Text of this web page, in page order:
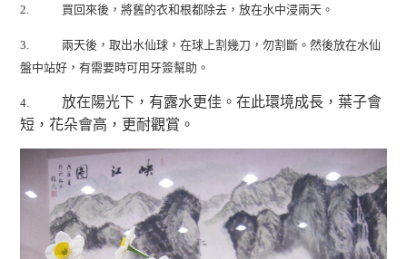
2. 買回來後，將舊的衣和根都除去，放在水中浸兩天。
3.
兩天後，取出水仙球，在球上割幾刀，勿割斷。然後放在水仙
盤中站好，有需要時可用牙簽幫助。
4.
放在陽光下，有露水更佳。在此環境成長，葉子會
短，花朵會高，更耐觀賞。